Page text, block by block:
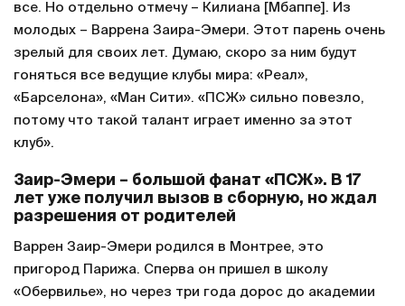
все. Но отдельно отмечу – Килиана [Мбаппе]. Из
молодых – Варрена Заира-Эмери. Этот парень очень
зрелый для своих лет. Думаю, скоро за ним будут
гоняться все ведущие клубы мира: «Реал»,
«Барселона», «Ман Сити». «ПСЖ» сильно повезло,
потому что такой талант играет именно за этот
клуб».
Заир-Эмери – большой фанат «ПСЖ». В 17
лет уже получил вызов в сборную, но ждал
разрешения от родителей
Варрен Заир-Эмери родился в Монтрее, это
пригород Парижа. Сперва он пришел в школу
«Обервилье», но через три года дорос до академии